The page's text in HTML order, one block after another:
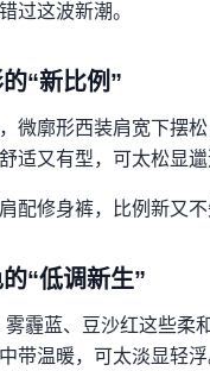
过这波新潮。
“新比例”
微廓形西装肩宽下摆
适又有型，可太松显邋
配修身裤，比例新又不
“低调新生”
雾霾蓝、豆沙红这些柔
带温暖，可太淡显轻浮